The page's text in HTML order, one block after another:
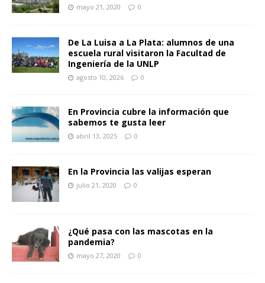
mayo 21, 2020 0
De La Luisa a La Plata: alumnos de una
escuela rural visitaron la Facultad de
Ingeniería de la UNLP
agosto 10, 2026 0
En Provincia cubre la información que
sabemos te gusta leer
abril 13, 2025 0
En la Provincia las valijas esperan
julio 21, 2020 0
¿Qué pasa con las mascotas en la
pandemia?
mayo 27, 2020 0